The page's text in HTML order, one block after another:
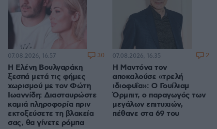
Η Ελένη Βουλγαράκη
ξεσπά μετά τις φήμες
χωρισμού με τον Φώτη
Ιωαννίδη: Διασταυρώστε
καμιά πληροφορία πριν
εκτοξεύσετε τη βλακεία
σας, θα γίνετε ρόμπα
07.08.2026, 16:57 30
Η Μαντόνα τον
αποκαλούσε «τρελή
ιδιοφυΐα»: Ο Γουίλιαμ
Όρμπιτ, ο παραγωγός των
μεγάλων επιτυχιών,
πέθανε στα 69 του
07.08.2026, 16:35 2